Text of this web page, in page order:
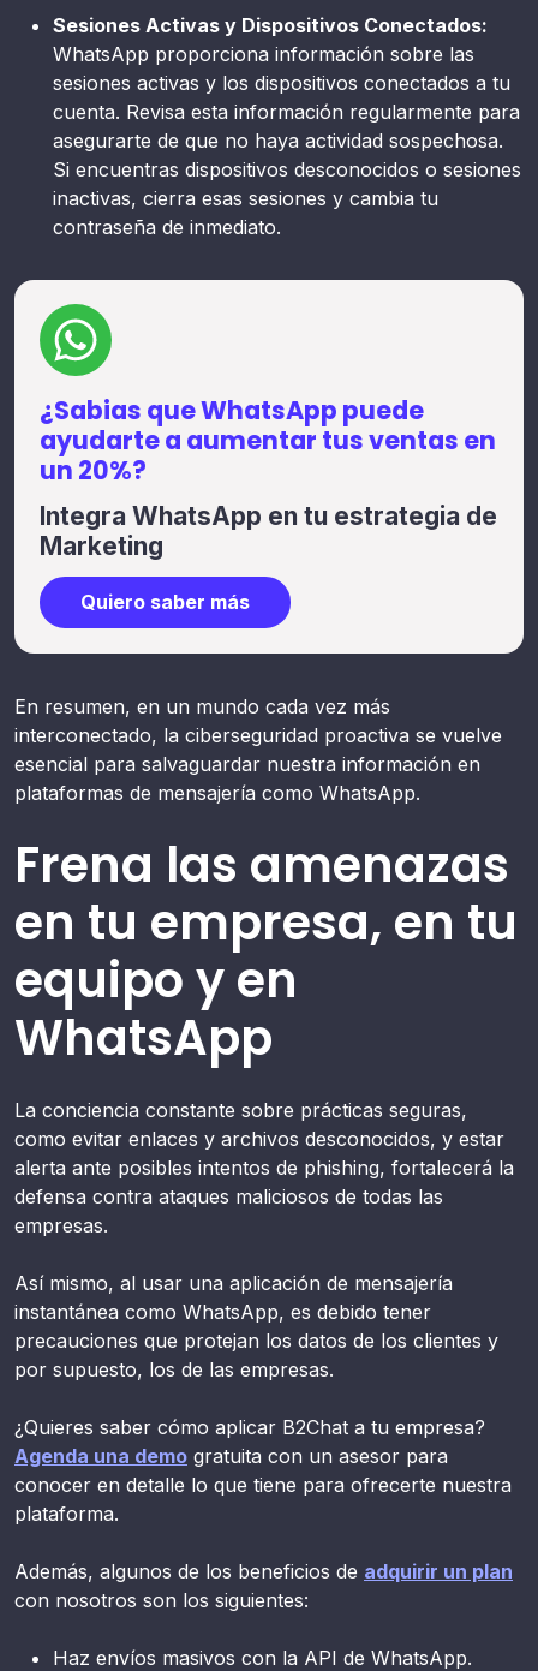
Sesiones Activas y Dispositivos Conectados:
WhatsApp proporciona información sobre las
sesiones activas y los dispositivos conectados a tu
cuenta. Revisa esta información regularmente para
asegurarte de que no haya actividad sospechosa.
Si encuentras dispositivos desconocidos o sesiones
inactivas, cierra esas sesiones y cambia tu
contraseña de inmediato.
¿Sabias que WhatsApp puede
ayudarte a aumentar tus ventas en
un 20%?
Integra WhatsApp en tu estrategia de
Marketing
Quiero saber más
En resumen, en un mundo cada vez más
interconectado, la ciberseguridad proactiva se vuelve
esencial para salvaguardar nuestra información en
plataformas de mensajería como WhatsApp.
Frena las amenazas
en tu empresa, en tu
equipo y en
WhatsApp
La conciencia constante sobre prácticas seguras,
como evitar enlaces y archivos desconocidos, y estar
alerta ante posibles intentos de phishing, fortalecerá la
defensa contra ataques maliciosos de todas las
empresas.
Así mismo, al usar una aplicación de mensajería
instantánea como WhatsApp, es debido tener
precauciones que protejan los datos de los clientes y
por supuesto, los de las empresas.
¿Quieres saber cómo aplicar B2Chat a tu empresa?
Agenda una demo gratuita con un asesor para
conocer en detalle lo que tiene para ofrecerte nuestra
plataforma.
Además, algunos de los beneficios de adquirir un plan
con nosotros son los siguientes:
Haz envíos masivos con la API de WhatsApp.